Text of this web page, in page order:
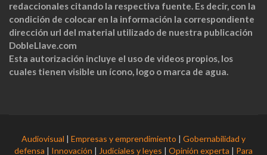
redaccionales citando la respectiva fuente. Es decir, con la
condición de colocar en la información la correspondiente
dirección url del material utilizado de nuestra publicación
DobleLlave.com
Esta autorización incluye el uso de videos propios, los
cuales tienen visible un ícono, logo o marca de agua.
Audiovisual | Empresas y emprendimiento | Gobernabilidad y
defensa | Innovación | Judiciales y leyes | Opinión experta | Para